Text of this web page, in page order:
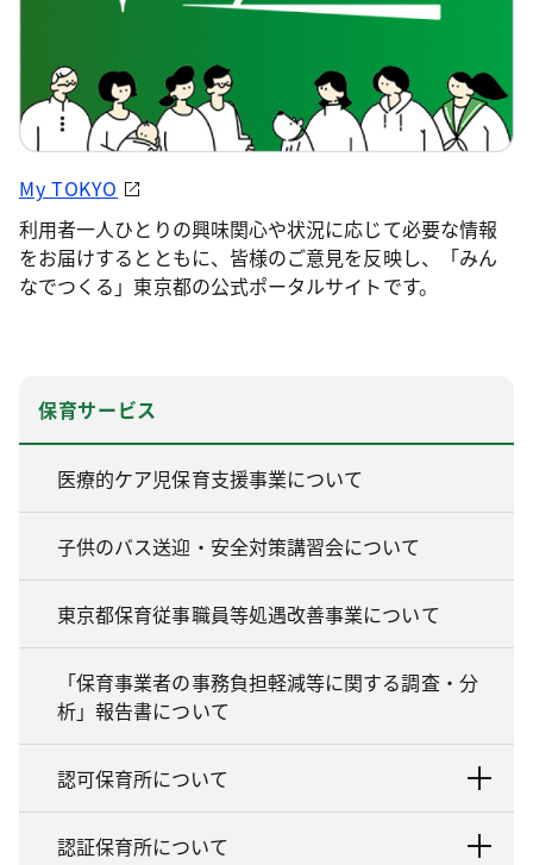
My TOKYO
利用者一人ひとりの興味関心や状況に応じて必要な情報
をお届けするとともに、皆様のご意見を反映し、「みん
なでつくる」東京都の公式ポータルサイトです。
保育サービス
医療的ケア児保育支援事業について
子供のバス送迎・安全対策講習会について
東京都保育従事職員等処遇改善事業について
「保育事業者の事務負担軽減等に関する調査・分
析」報告書について
認可保育所について
認証保育所について